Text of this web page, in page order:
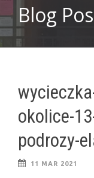
Blog
okolice-
podrozy-
11 MAR 2021